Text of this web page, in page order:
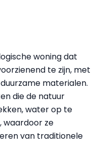
woning dat
te zijn, met
materialen.
die de natuur
water op te
waardoor ze
van traditionele